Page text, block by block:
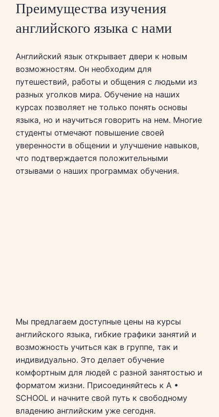
Преимущества изучения
английского языка с нами
Английский язык открывает двери к новым
возможностям. Он необходим для
путешествий, работы и общения с людьми из
разных уголков мира. Обучение на наших
курсах позволяет не только понять основы
языка, но и научиться говорить на нем. Многие
студенты отмечают повышение своей
уверенности в общении и улучшение навыков,
что подтверждается положительными
отзывами о наших программах обучения.
Мы предлагаем доступные цены на курсы
английского языка, гибкие графики занятий и
возможность учиться как в группе, так и
индивидуально. Это делает обучение
комфортным для людей с разной занятостью и
форматом жизни. Присоединяйтесь к A •
SCHOOL и начните свой путь к свободному
владению английским уже сегодня.